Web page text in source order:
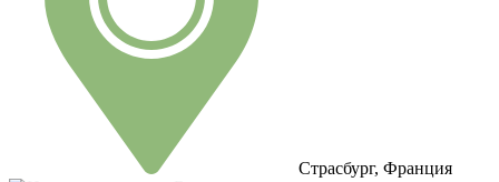
Страсбург, Франция